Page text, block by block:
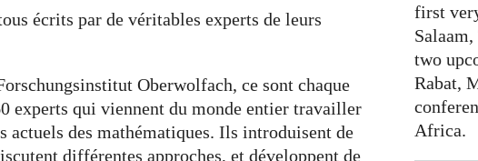
écrits par de véritables experts de leurs
Oberwolfach, ce sont chaque
experts qui viennent du monde entier travailler
actuels des mathématiques. Ils introduisent de
différentes approches, et développent de
first
two
Rabat,
Africa.